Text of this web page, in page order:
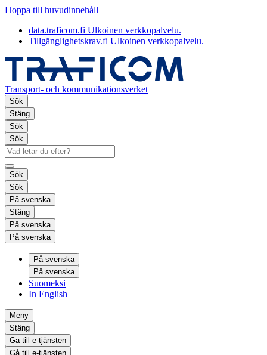
Hoppa till huvudinnehåll
data.traficom.fi Ulkoinen verkkopalvelu.
Tillgänglighetskrav.fi Ulkoinen verkkopalvelu.
Transport- och kommunikationsverket
Sök
Stäng
Sök
Sök
Sök
Sök
På svenska
Stäng
På svenska
På svenska
På svenska
På svenska
Suomeksi
In English
Meny
Stäng
Gå till e-tjänsten
Gå till e-tjänsten